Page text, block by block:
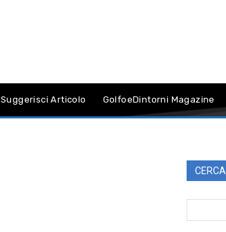
Suggerisci Articolo GolfoeDintorni Magazine
CERCA